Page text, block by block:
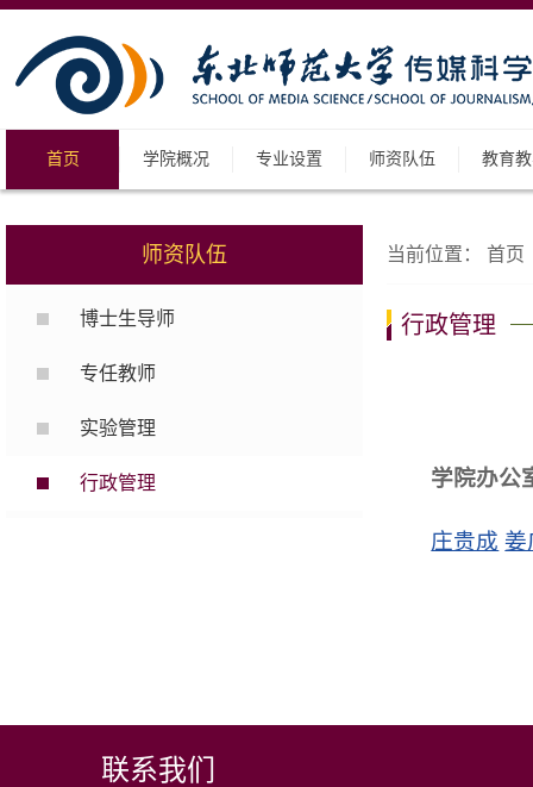
首页 学院概况 专业设置 师资队伍 教育
师资队伍
博士生导师
专任教师
实验管理
行政管理
当前位置： 首页
行政管理
学院办公
庄贵成 姜
联系我们